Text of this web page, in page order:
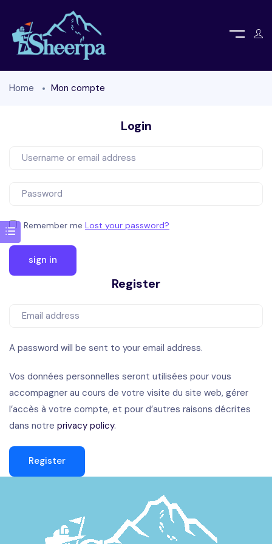
Home Mon compte
Login
Remember me Lost your password?
Register
A password will be sent to your email address.
Vos données personnelles seront utilisées pour vous
accompagner au cours de votre visite du site web, gérer
l’accès à votre compte, et pour d’autres raisons décrites
dans notre privacy policy.
Register